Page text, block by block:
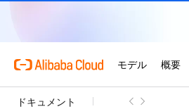
ドキュメント